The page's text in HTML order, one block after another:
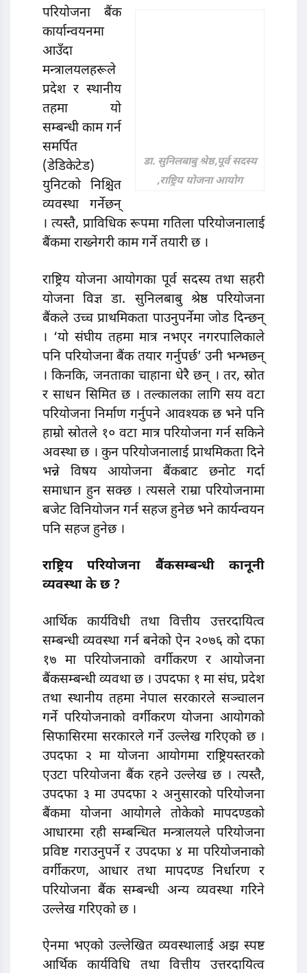
डा. सुनिलबाबु श्रेष्ठ,पूर्व सदस्य
,राष्ट्रिय योजना आयोग
परियाेजना बैंक
कार्यान्वयनमा
आउँदा
मन्त्रालयलहरूले
प्रदेश र स्थानीय
तहमा याे
सम्बन्धी काम गर्न
समर्पित
(डेडिकेटेड)
युनिटकाे निश्चित
व्यवस्था गर्नेछन्
। त्यस्तै, प्राविधिक रूपमा गतिला परियोजनालाई
बैंकमा राख्नेगरी काम गर्ने तयारी छ ।
राष्ट्रिय योजना आयोगका पूर्व सदस्य तथा सहरी
योजना विज्ञ डा. सुनिलबाबु श्रेष्ठ परियोजना
बैंकले उच्च प्राथमिकता पाउनुपर्नेमा जोड दिन्छन्
। ‘यो संघीय तहमा मात्र नभएर नगरपालिकाले
पनि परियोजना बैंक तयार गर्नुपर्छ’ उनी भन्भछन्
। किनकि, जनताका चाहाना धेरै छन् । तर, स्रोत
र साधन सिमित छ । तल्कालका लागि सय वटा
परियोजना निर्माण गर्नुपने आवश्यक छ भने पनि
हाम्रो स्रोतले १० वटा मात्र परियोजना गर्न सकिने
अवस्था छ । कुन परियोजनालाई प्राथमिकता दिने
भन्ने विषय आयोजना बैंकबाट छनाेट गर्दा
समाधान हुन सक्छ । त्यसले राम्रा परियोजनामा
बजेट विनियोजन गर्न सहज हुनेछ भने कार्यन्वयन
पनि सहज हुनेछ ।
राष्ट्रिय परियोजना बैंकसम्बन्धी कानूनी
व्यवस्था के छ ?
आर्थिक कार्यविधी तथा वित्तीय उत्तरदायित्व
सम्बन्धी व्यवस्था गर्न बनेको ऐन २०७६ को दफा
१७ मा परियोजनाको वर्गीकरण र आयोजना
बैंकसम्बन्धी व्यवथा छ । उपदफा १ मा संघ, प्रदेश
तथा स्थानीय तहमा नेपाल सरकारले सञ्चालन
गर्ने परियोजनाको वर्गीकरण योजना आयोगको
सिफासिरमा सरकारले गर्ने उल्लेख गरिएको छ ।
उपदफा २ मा योजना आयोगमा राष्ट्रियस्तरको
एउटा परियाेजना बैंक रहने उल्लेख छ । त्यस्तै,
उपदफा ३ मा उपदफा २ अनुसारको परियोजना
बैंकमा योजना आयोगले तोकेको मापदण्डको
आधारमा रही सम्बन्धित मन्त्रालयले परियोजना
प्रविष्ट गराउनुपर्ने र उपदफा ४ मा परियोजनाको
वर्गीकरण, आधार तथा मापदण्ड निर्धारण र
परियोजना बैंक सम्बन्धी अन्य व्यवस्था गरिने
उल्लेख गरिएको छ ।
ऐनमा भएको उल्लेखित व्यवस्थालाई अझ स्पष्ट
आर्थिक कार्यविधि तथा वित्तीय उत्तरदायित्व